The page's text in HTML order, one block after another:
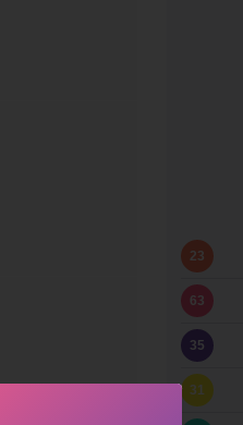
23
63
35
31